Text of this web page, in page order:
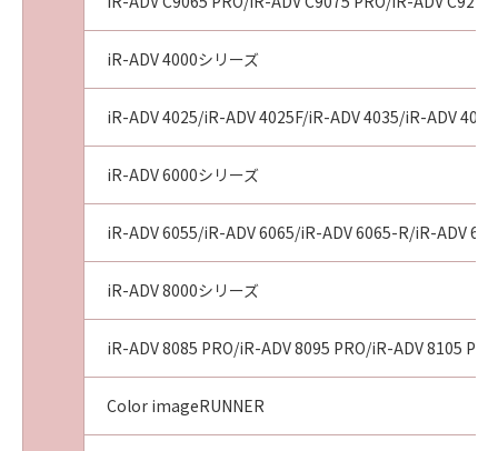
ANY OTHER COMMUNICATIONS BETWEEN
YOU AND CANON RELATING TO THE
SUBJECT MATTER HEREOF. NO AMENDMENT
TO THIS AGREEMENT SHALL BE EFFECTIVE
UNLESS SIGNED BY A DULY AUTHORISED
REPRESENTATIVE OF CANON.
Should you have any questions concerning
Canon for any reason, please write to Canon's
sales subsidiary or distributor/dealer, serving
the country where you obtained the
Products.
No.022915
iR-ADV 4000シリーズ
iR-ADV 4025/iR-ADV 4025F/iR-ADV 4035/iR-ADV
iR-ADV 6000シリーズ
iR-ADV 6055/iR-ADV 6065/iR-ADV 6065-R/iR-ADV
iR-ADV 8000シリーズ
iR-ADV 8085 PRO/iR-ADV 8095 PRO/iR-ADV 8105
Color imageRUNNER